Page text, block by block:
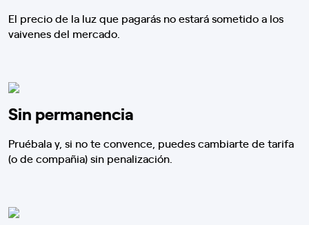
El precio de la luz que pagarás no estará sometido a los
vaivenes del mercado.
Sin permanencia
Pruébala y, si no te convence, puedes cambiarte de tarifa
(o de compañia) sin penalización.